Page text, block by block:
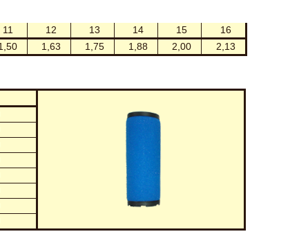
11 12 13 14 15
16
1,63 1,75 1,88 2,00 2,13